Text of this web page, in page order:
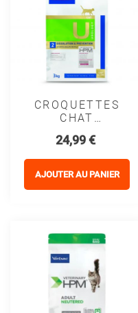
CROQUETTES
CHAT
HPM CAT U2
UROLOGY
DISSOLUTION
Prix
24,99 €
AJOUTER AU PANIER